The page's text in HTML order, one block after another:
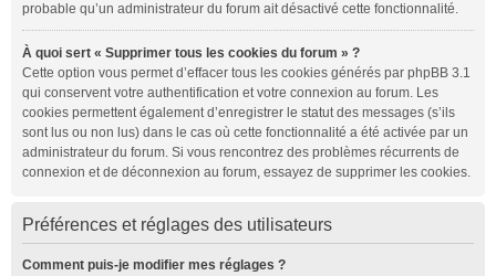
probable qu’un administrateur du forum ait désactivé cette fonctionnalité.
À quoi sert « Supprimer tous les cookies du forum » ?
Cette option vous permet d’effacer tous les cookies générés par phpBB 3.1
qui conservent votre authentification et votre connexion au forum. Les
cookies permettent également d’enregistrer le statut des messages (s’ils
sont lus ou non lus) dans le cas où cette fonctionnalité a été activée par un
administrateur du forum. Si vous rencontrez des problèmes récurrents de
connexion et de déconnexion au forum, essayez de supprimer les cookies.
Préférences et réglages des utilisateurs
Comment puis-je modifier mes réglages ?